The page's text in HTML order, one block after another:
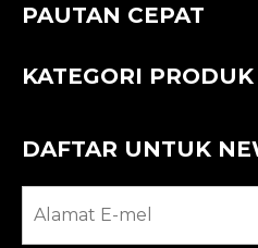
PAUTAN CEPAT
KATEGORI PRODUK
DAFTAR UNTUK